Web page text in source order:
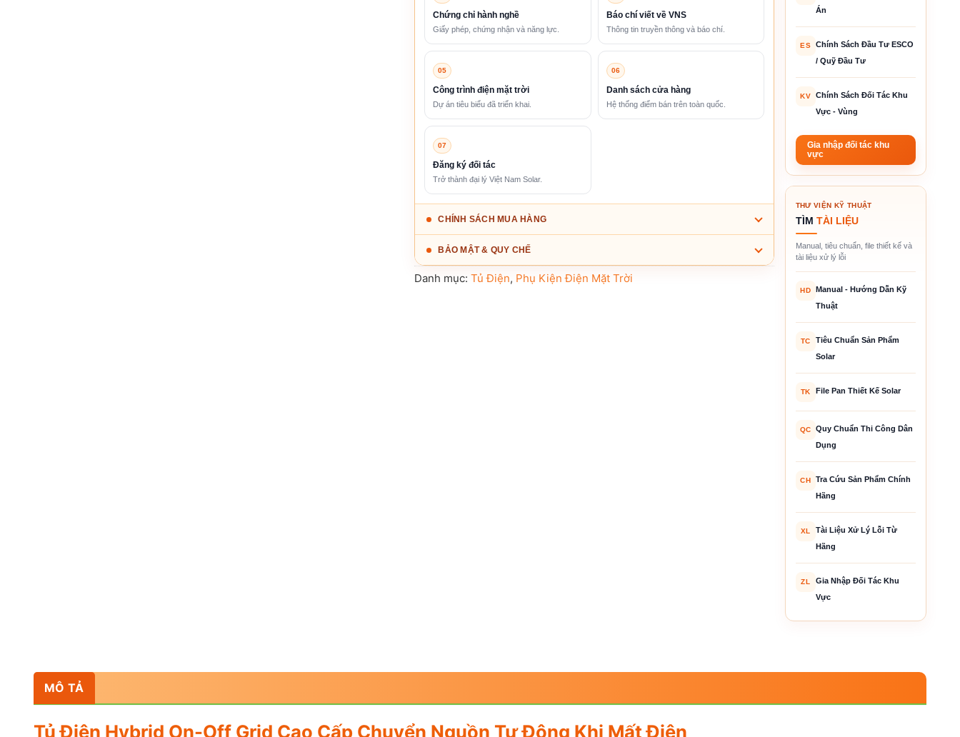
Chứng chỉ hành nghề
Giấy phép, chứng nhận và năng lực.
Báo chí viết về VNS
Thông tin truyền thông và báo chí.
05
Công trình điện mặt trời
Dự án tiêu biểu đã triển khai.
06
Danh sách cửa hàng
Hệ thống điểm bán trên toàn quốc.
07
Đăng ký đối tác
Trở thành đại lý Việt Nam Solar.
CHÍNH SÁCH MUA HÀNG
BẢO MẬT & QUY CHẾ
Danh mục:Tủ Điện, Phụ Kiện Điện Mặt Trời
Án
ES
Chính Sách Đầu Tư ESCO
/ Quỹ Đầu Tư
KV
Chính Sách Đối Tác Khu
Vực - Vùng
Gia nhập đối tác khu
vực
THƯ VIỆN KỸ THUẬT
TÌM TÀI LIỆU
Manual, tiêu chuẩn, file thiết kế và
tài liệu xử lý lỗi
HD
Manual - Hướng Dẫn Kỹ
Thuật
TC
Tiêu Chuẩn Sản Phẩm
Solar
TK File Pan Thiết Kế Solar
QC
Quy Chuẩn Thi Công Dân
Dụng
CH
Tra Cứu Sản Phẩm Chính
Hãng
XL
Tài Liệu Xử Lý Lỗi Từ
Hãng
ZL
Gia Nhập Đối Tác Khu
Vực
MÔ TẢ
Tủ Điện Hybrid On-Off Grid Cao Cấp Chuyển Nguồn Tự Động Khi Mất Điện